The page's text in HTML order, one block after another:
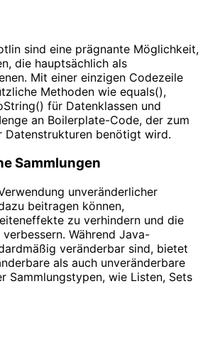
sind eine prägnante Möglichkeit,
die hauptsächlich als
Mit einer einzigen Codezeile
Methoden wie equals(),
für Datenklassen und
an Boilerplate-Code, der zum
Datenstrukturen benötigt wird.
Sammlungen
unveränderlicher
beitragen können,
zu verhindern und die
Während Java-
veränderbar sind, bietet
als auch unveränderbare
Sammlungstypen, wie Listen, Sets